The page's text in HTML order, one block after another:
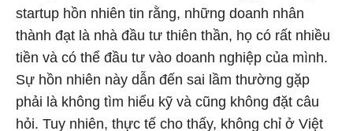
startup hồn nhiên tin rằng, những doanh nhân
thành đạt là nhà đầu tư thiên thần, họ có rất nhiều
tiền và có thể đầu tư vào doanh nghiệp của mình.
Sự hồn nhiên này dẫn đến sai lầm thường gặp
phải là không tìm hiểu kỹ và cũng không đặt câu
hỏi. Tuy nhiên, thực tế cho thấy, không chỉ ở Việt